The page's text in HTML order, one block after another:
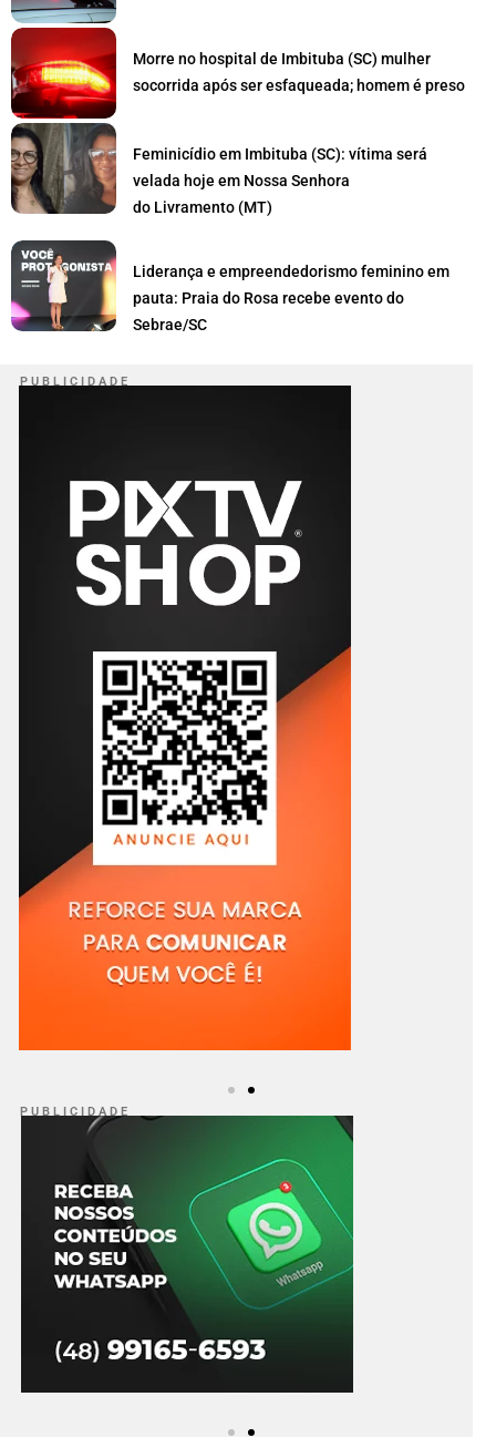
Morre no hospital de Imbituba (SC) mulher
socorrida após ser esfaqueada; homem é preso
Feminicídio em Imbituba (SC): vítima será
velada hoje em Nossa Senhora
do Livramento (MT)
Liderança e empreendedorismo feminino em
pauta: Praia do Rosa recebe evento do
Sebrae/SC
P U B L I C I D A D E
P U B L I C I D A D E